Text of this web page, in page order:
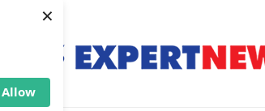
Allow
×